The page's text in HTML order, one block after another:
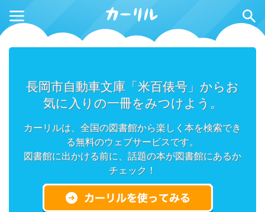
長岡市自動車文庫「米百俵号」からお
気に入りの一冊をみつけよう。
カーリルは、全国の図書館から楽しく本を検索でき
る無料のウェブサービスです。
図書館に出かける前に、話題の本が図書館にあるか
チェック！